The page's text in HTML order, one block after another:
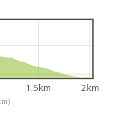
1.5km 2km